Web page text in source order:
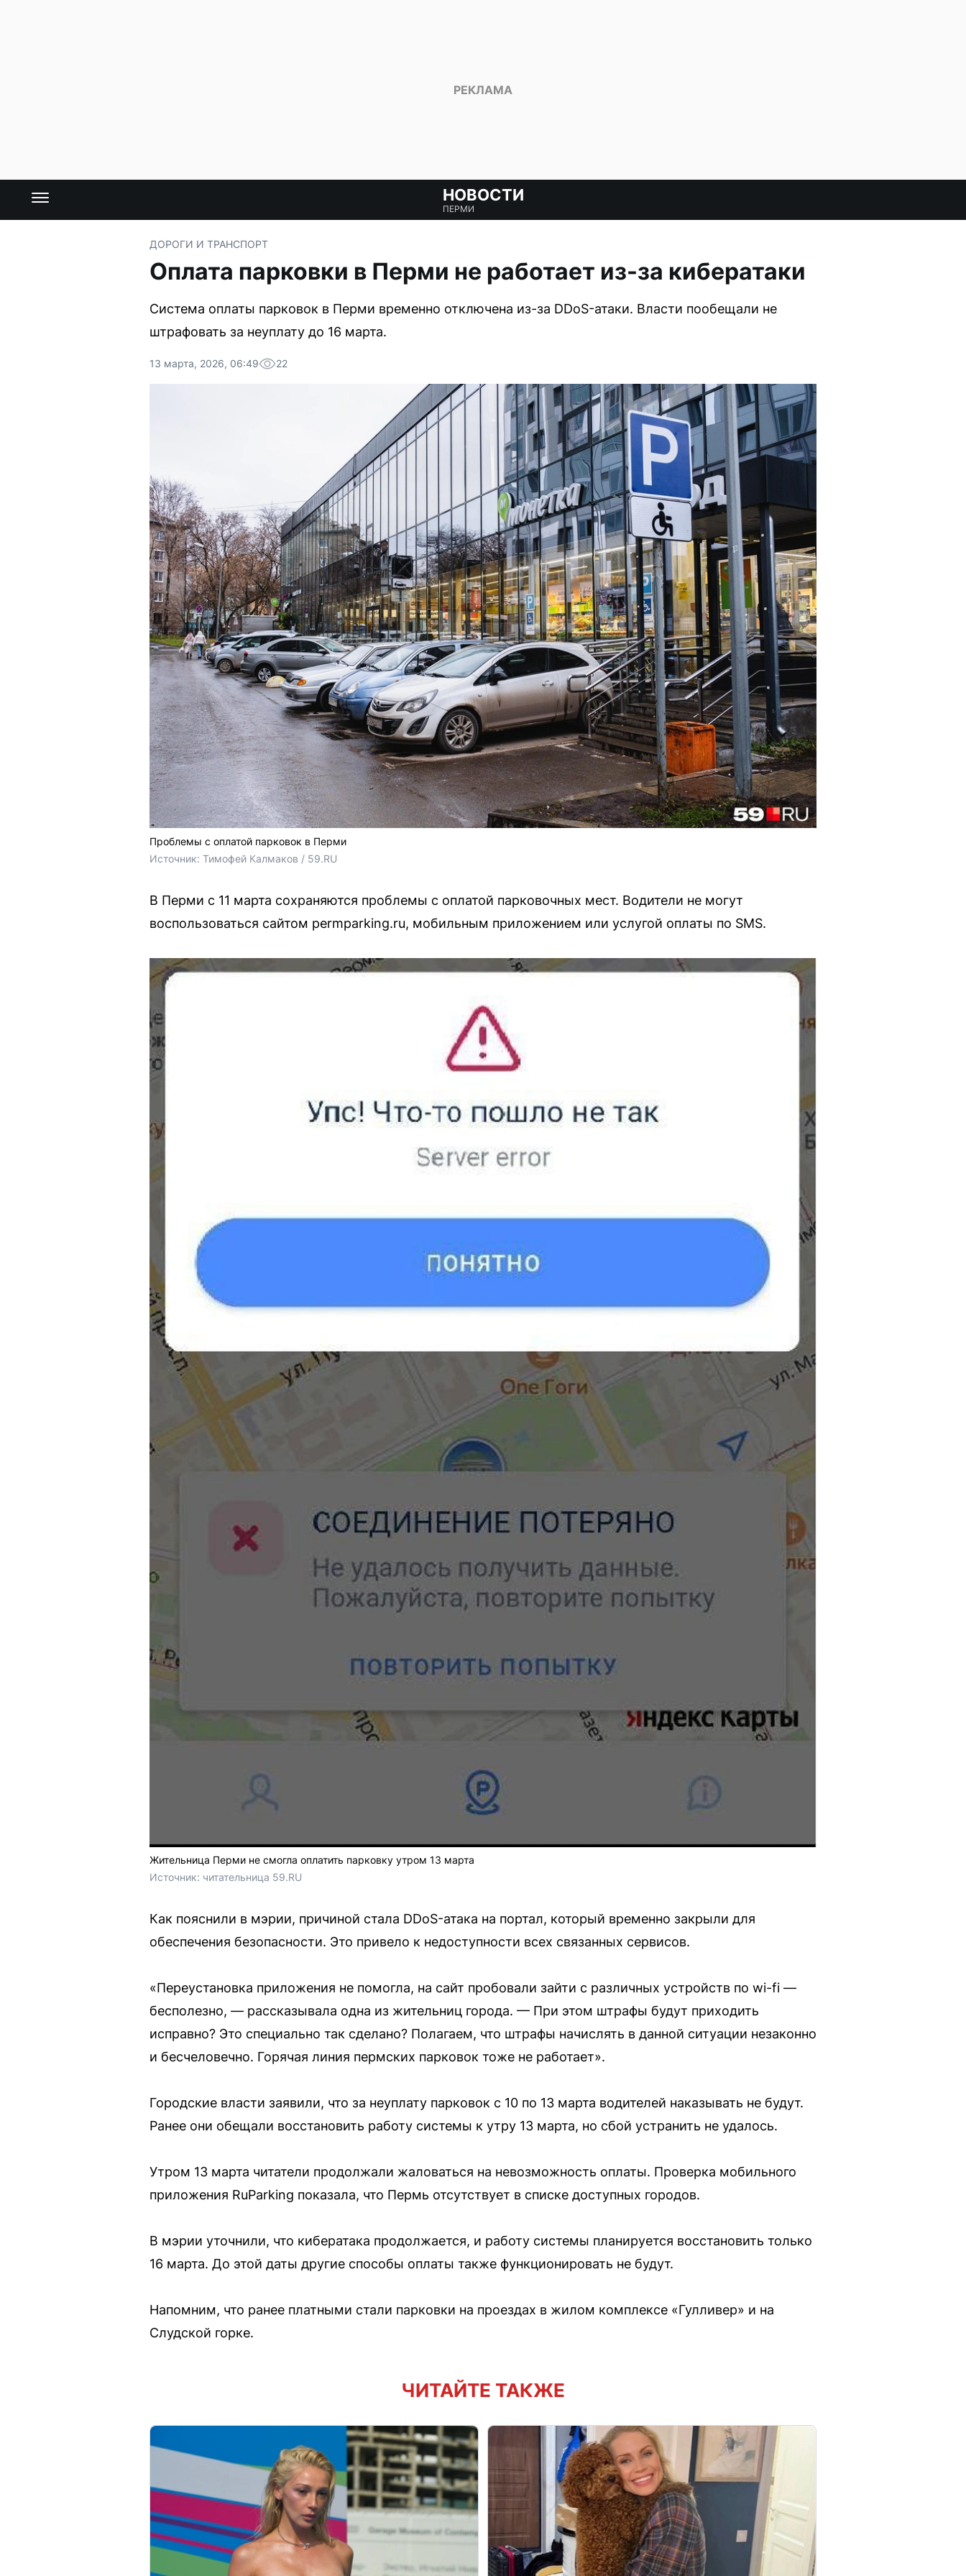
НОВОСТИ
ПЕРМИ
ДОРОГИ И ТРАНСПОРТ
Оплата парковки в Перми не работает из-за кибератаки
Система оплаты парковок в Перми временно отключена из-за DDoS-атаки. Власти пообещали не
штрафовать за неуплату до 16 марта.
13 марта, 2026, 06:49 22
Проблемы с оплатой парковок в Перми
Источник: Тимофей Калмаков / 59.RU
В Перми с 11 марта сохраняются проблемы с оплатой парковочных мест. Водители не могут
воспользоваться сайтом permparking.ru, мобильным приложением или услугой оплаты по SMS.
Жительница Перми не смогла оплатить парковку утром 13 марта
Источник: читательница 59.RU
Как пояснили в мэрии, причиной стала DDoS-атака на портал, который временно закрыли для
обеспечения безопасности. Это привело к недоступности всех связанных сервисов.
«Переустановка приложения не помогла, на сайт пробовали зайти с различных устройств по wi-fi —
бесполезно, — рассказывала одна из жительниц города. — При этом штрафы будут приходить
исправно? Это специально так сделано? Полагаем, что штрафы начислять в данной ситуации незаконно
и бесчеловечно. Горячая линия пермских парковок тоже не работает».
Городские власти заявили, что за неуплату парковок с 10 по 13 марта водителей наказывать не будут.
Ранее они обещали восстановить работу системы к утру 13 марта, но сбой устранить не удалось.
Утром 13 марта читатели продолжали жаловаться на невозможность оплаты. Проверка мобильного
приложения RuParking показала, что Пермь отсутствует в списке доступных городов.
В мэрии уточнили, что кибератака продолжается, и работу системы планируется восстановить только
16 марта. До этой даты другие способы оплаты также функционировать не будут.
Напомним, что ранее платными стали парковки на проездах в жилом комплексе «Гулливер» и на
Слудской горке.
ЧИТАЙТЕ ТАКЖЕ